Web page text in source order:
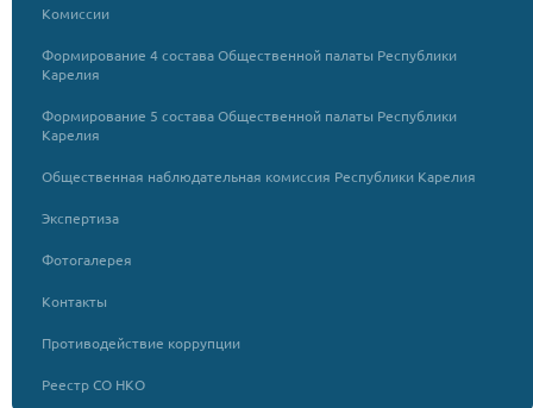
Комиссии
Формирование 4 состава Общественной палаты Республики
Карелия
Формирование 5 состава Общественной палаты Республики
Карелия
Общественная наблюдательная комиссия Республики Карелия
Экспертиза
Фотогалерея
Контакты
Противодействие коррупции
Реестр СО НКО